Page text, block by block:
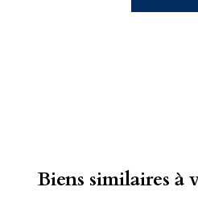
Biens similaires à